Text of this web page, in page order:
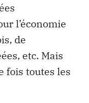
l’économie
de
etc. Mais
fois toutes les